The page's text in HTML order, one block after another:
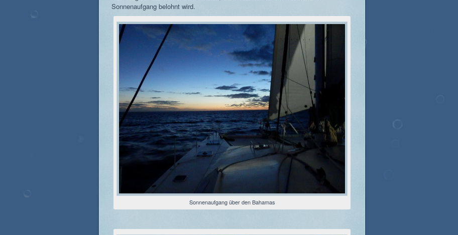
Sonnenaufgang belohnt wird.
Sonnenaufgang über den Bahamas